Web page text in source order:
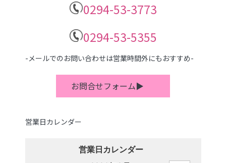
0294-53-3773
0294-53-5355
-メールでのお問い合わせは営業時間外にもおすすめ-
お問合せフォーム▶
営業日カレンダー